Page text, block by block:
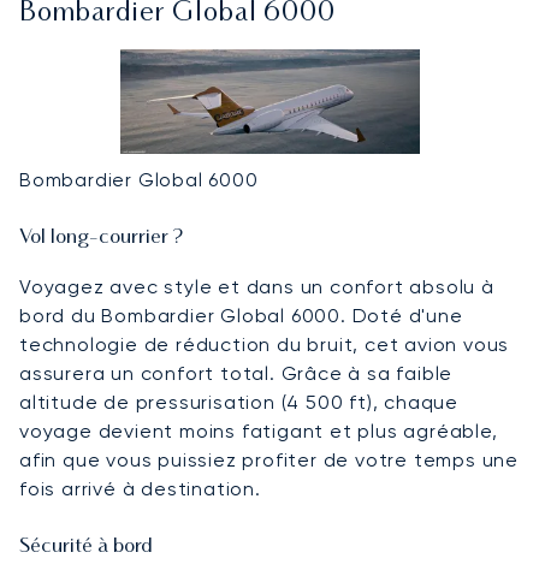
Bombardier Global 6000
Bombardier Global 6000
Vol long-courrier ?
Voyagez avec style et dans un confort absolu à
bord du Bombardier Global 6000. Doté d'une
technologie de réduction du bruit, cet avion vous
assurera un confort total. Grâce à sa faible
altitude de pressurisation (4 500 ft), chaque
voyage devient moins fatigant et plus agréable,
afin que vous puissiez profiter de votre temps une
fois arrivé à destination.
Sécurité à bord